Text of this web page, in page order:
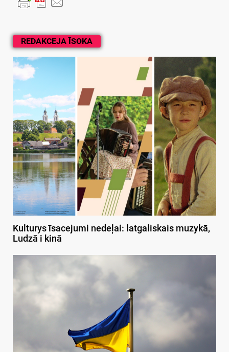
REDAKCEJA ĪSOKA
Kulturys īsacejumi nedeļai: latgaliskais muzykā,
Ludzā i kinā